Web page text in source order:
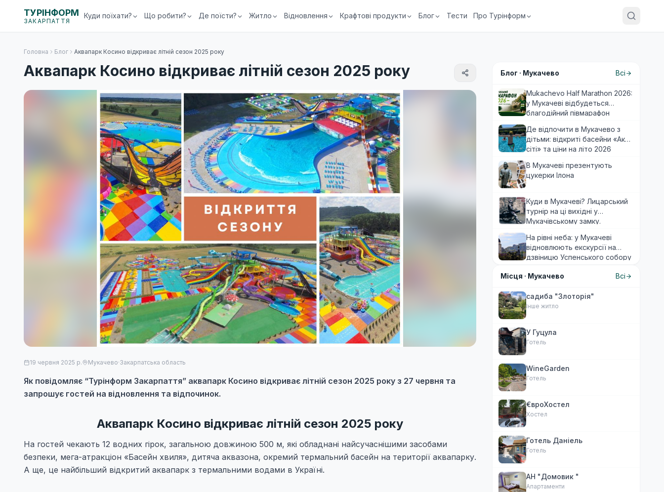
ТУРІНФОРМ
ЗАКАРПАТТЯ
Куди поїхати? Що робити? Де поїсти? Житло Відновлення Крафтові продукти Блог Тести Про Турінформ
Головна Блог Аквапарк Косино відкриває літній сезон 2025 року
Аквапарк Косино відкриває літній сезон 2025 року
19 червня 2025 р. Мукачево·Закарпатська область
Як повідомляє “Турінформ Закарпаття” аквапарк Косино відкриває літній сезон 2025 року з 27 червня та
запрошує гостей на відновлення та відпочинок.
Аквапарк Косино відкриває літній сезон 2025 року
На гостей чекають 12 водних гірок, загальною довжиною 500 м, які обладнані найсучаснішими засобами
безпеки, мега-атракціон «Басейн хвиля», дитяча аквазона, окремий термальний басейн на території аквапарку.
А ще, це найбільший відкритий аквапарк з термальними водами в Україні.
Блог · Мукачево Всі
Mukachevo Half Marathon 2026:
у Мукачеві відбудеться
благодійний півмарафон
Де відпочити в Мукачево з
дітьми: відкриті басейни «Аква
сіті» та ціни на літо 2026
В Мукачеві презентують
цукерки Ілона
Куди в Мукачеві? Лицарський
турнір на ці вихідні у
Мукачівському замку.
На рівні неба: у Мукачеві
відновлюють екскурсії на
дзвіницю Успенського собору
Місця · Мукачево Всі
садиба "Злоторія"
Інше житло
У Гуцула
Готель
WineGarden
Готель
€вроХостел
Хостел
Готель Даніель
Готель
АН "Домовик "
Апартаменти